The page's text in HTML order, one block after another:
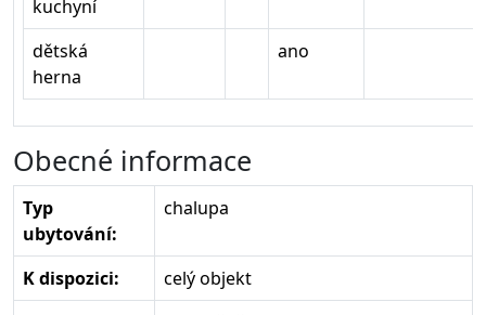
kuchyní
dětská
herna
ano
Obecné informace
Typ
ubytování:
chalupa
K dispozici:
celý objekt